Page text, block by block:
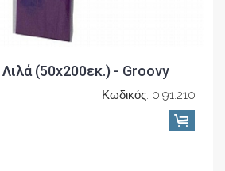
(50x200εκ.) - Groovy
Κωδικός: 0.91.210